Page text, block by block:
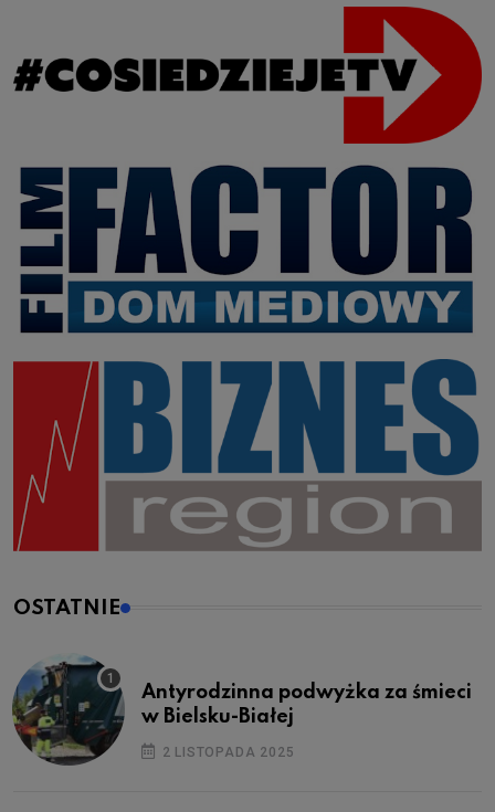
OSTATNIE
Antyrodzinna podwyżka za śmieci
w Bielsku-Białej
2 LISTOPADA 2025